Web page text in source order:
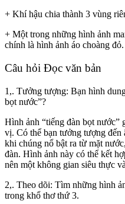
+ Khí hậu chia thành 3 vùng
+ Một trong những hình ảnh
chính là hình ảnh áo choàng đỏ.
Câu hỏi Đọc văn bản
1,. Tưởng tượng: Bạn hình
bọt nước”?
Hình ảnh “tiếng đàn bọt nước”
vị. Có thể bạn tưởng tượng đến
khi chúng nổ bật ra từ mặt
đàn. Hình ảnh này có thể kết
nên một không gian siêu thực
2,. Theo dõi: Tìm những hình
trong khổ thơ thứ 3.